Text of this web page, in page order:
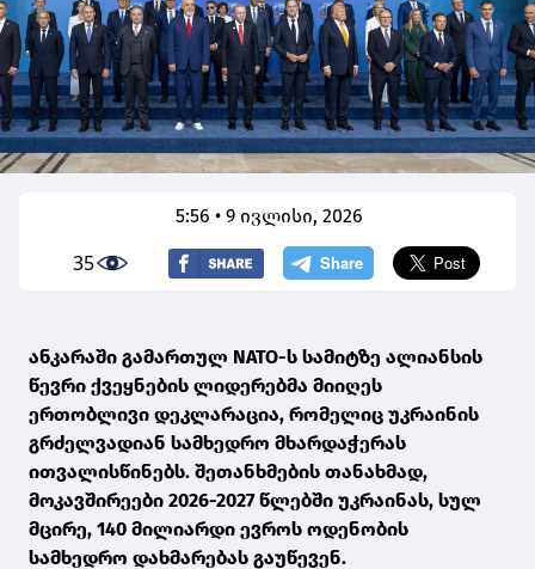
5:56 • 9 ივლისი, 2026
35
ანკარაში გამართულ NATO-ს სამიტზე ალიანსის
წევრი ქვეყნების ლიდერებმა მიიღეს
ერთობლივი დეკლარაცია, რომელიც უკრაინის
გრძელვადიან სამხედრო მხარდაჭერას
ითვალისწინებს. შეთანხმების თანახმად,
მოკავშირეები 2026-2027 წლებში უკრაინას, სულ
მცირე, 140 მილიარდი ევროს ოდენობის
სამხედრო დახმარებას გაუწევენ.